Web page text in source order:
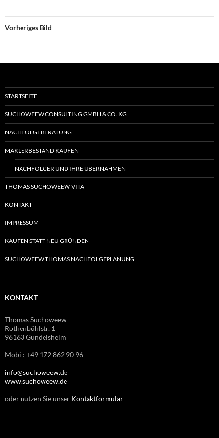
Vorheriges Bild
STARTSEITE
SUCHOWEEW CONSULTING GMBH & CO. KG
NACHFOLGEBERATUNG
MAKLERBESTAND KAUFEN
NACHFOLGER UND IHRE ÜBERNAHMEN
THOMAS SUCHOWEEW-VITA
KONTAKT
IMPRESSUM
KAUFEN STATT NEU GRÜNDEN
SUCHOWEEW THOMAS NACHFOLGEPLANUNG
KONTAKT
Thomas Suchoweew
Rothenbühlstr. 1
96163 Gundelsheim
Mobil: +49 172 862 90 96
info@suchoweew.de
www.suchoweew.de
oder nutzen Sie unser Kontaktformular